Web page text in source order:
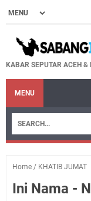
KABAR SEPUTAR ACEH &
MENU
Home / KHATIB JUMAT
Ini Nama -